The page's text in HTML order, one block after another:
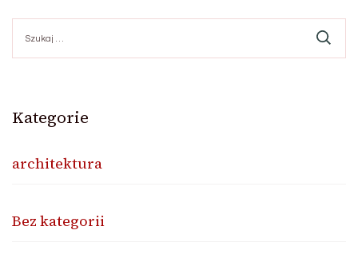
Kategorie
architektura
Bez kategorii